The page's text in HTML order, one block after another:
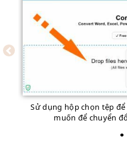
Sử dụng hộp chọn tệp
muốn để chuyển